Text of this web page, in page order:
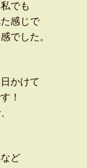
でも
感じで
でした。
かけて
！
ど